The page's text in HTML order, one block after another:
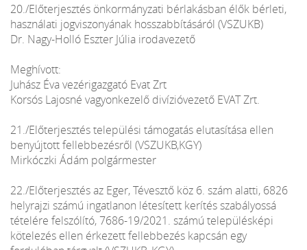
20./Előterjesztés önkormányzati bérlakásban élők bérleti,
használati jogviszonyának hosszabbításáról (VSZUKB)
Dr. Nagy-Holló Eszter Júlia irodavezető
Meghívott:
Juhász Éva vezérigazgató Evat Zrt
Korsós Lajosné vagyonkezelő divízióvezető EVAT Zrt.
21./Előterjesztés települési támogatás elutasítása ellen
benyújtott fellebbezésről (VSZUKB,KGY)
Mirkóczki Ádám polgármester
22./Előterjesztés az Eger, Tévesztő köz 6. szám alatti, 6826
helyrajzi számú ingatlanon létesített kerítés szabályossá
tételére felszólító, 7686-19/2021. számú településképi
kötelezés ellen érkezett fellebbezés kapcsán egy